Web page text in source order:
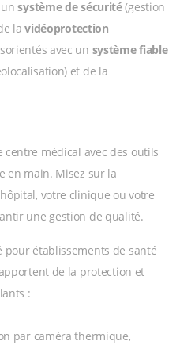
unsystème de sécurité(gestion
lavidéoprotection
avec un système fiable
et de la
centre médical avec des outils
en main. Misez sur la
votre clinique ou votre
une gestion de qualité.
pour établissements de santé
de la protection et
:
par caméra thermique,